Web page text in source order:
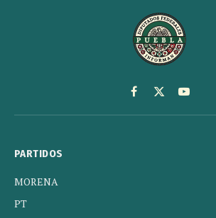
Facebook
X
(Twitter)
YouTube
PARTIDOS
MORENA
PT